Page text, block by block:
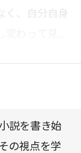
く、自分自身
説を書き始
の視点を学